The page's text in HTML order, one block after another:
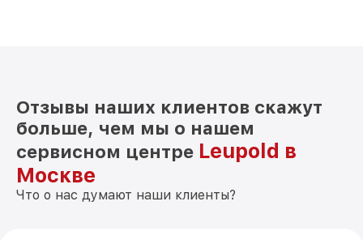
Отзывы наших клиентов скажут
больше, чем мы о нашем
сервисном центре Leupold в
Москве
Что о нас думают наши клиенты?